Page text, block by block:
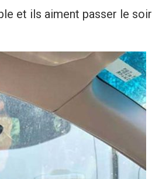
et ils aiment passer le soir